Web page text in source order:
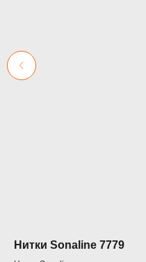
Нитки Sonaline 7779